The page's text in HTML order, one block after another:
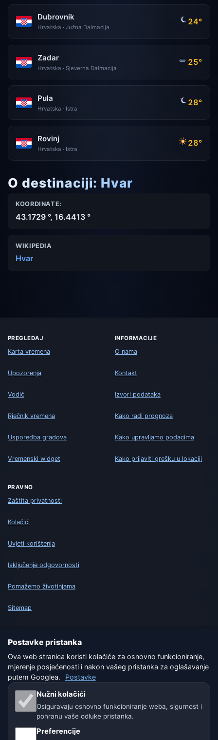
Dubrovnik
Hrvatska · Južna Dalmacija
24°
Zadar
Hrvatska · Sjeverna Dalmacija
25°
Pula
Hrvatska · Istra
28°
Rovinj
Hrvatska · Istra
28°
O destinaciji: Hvar
KOORDINATE:
43.1729 °, 16.4413 °
WIKIPEDIA
Hvar
PREGLEDAJ
Karta vremena
Upozorenja
Vodič
Rječnik vremena
Usporedba gradova
Vremenski widget
INFORMACIJE
O nama
Kontakt
Izvori podataka
Kako radi prognoza
Kako upravljamo podacima
Kako prijaviti grešku u lokaciji
PRAVNO
Zaštita privatnosti
Kolačići
Uvjeti korištenja
Isključenje odgovornosti
Pomažemo životinjama
Sitemap
Naše vremenske stranice:
🇩🇪🇦🇹🇨🇭 Njemačka / Austrija / Švicarska
🌎 Latinska Amerika i Španjolska
Postavke pristanka
Ova web stranica koristi kolačiće za osnovno funkcioniranje,
mjerenje posjećenosti i nakon vašeg pristanka za oglašavanje
putem Googlea.
Postavke
Nužni kolačići
Osiguravaju osnovno funkcioniranje weba, sigurnost i
pohranu vaše odluke pristanka.
Preferencije